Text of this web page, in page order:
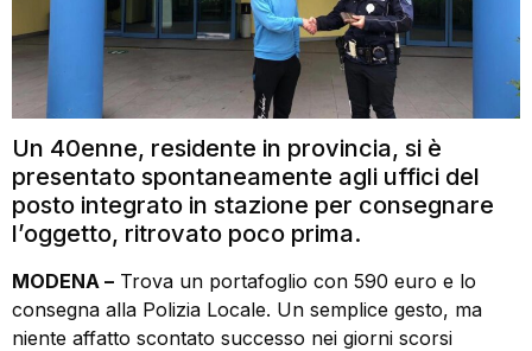
Un 40enne, residente in provincia, si è
presentato spontaneamente agli uffici del
posto integrato in stazione per consegnare
l’oggetto, ritrovato poco prima.
MODENA – Trova un portafoglio con 590 euro e lo
consegna alla Polizia Locale. Un semplice gesto, ma
niente affatto scontato successo nei giorni scorsi